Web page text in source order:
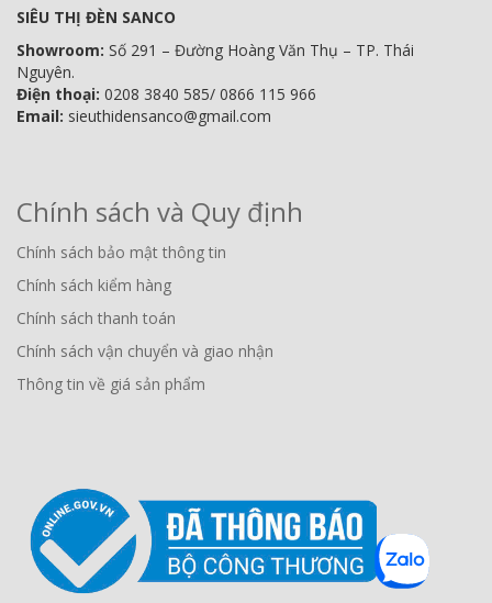
SIÊU THỊ ĐÈN SANCO
Showroom: Số 291 – Đường Hoàng Văn Thụ – TP. Thái
Nguyên.
Điện thoại: 0208 3840 585/ 0866 115 966
Email: sieuthidensanco@gmail.com
Chính sách và Quy định
Chính sách bảo mật thông tin
Chính sách kiểm hàng
Chính sách thanh toán
Chính sách vận chuyển và giao nhận
Thông tin về giá sản phẩm